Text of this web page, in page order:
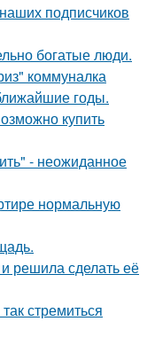
подписчиков
богатые люди.
коммуналка
годы.
купить
- неожиданное
нормальную
решила сделать её
стремиться